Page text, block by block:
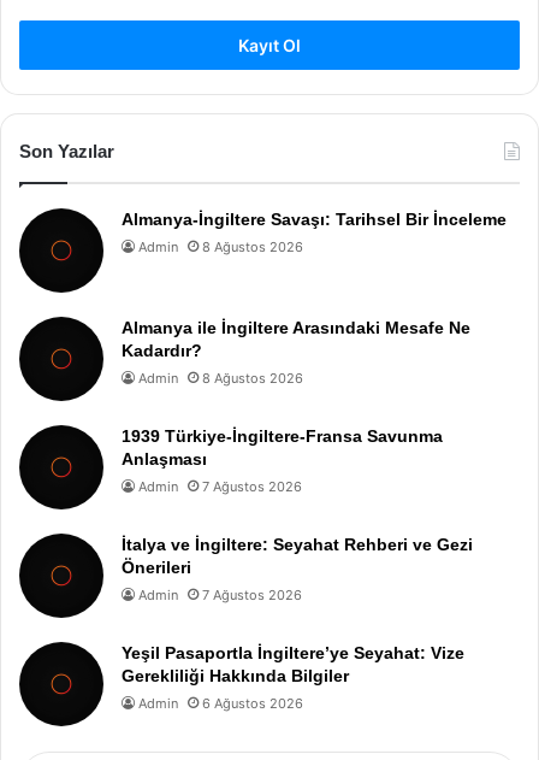
Kayıt Ol
Son Yazılar
Almanya-İngiltere Savaşı: Tarihsel Bir İnceleme
Admin 8 Ağustos 2026
Almanya ile İngiltere Arasındaki Mesafe Ne
Kadardır?
Admin 8 Ağustos 2026
1939 Türkiye-İngiltere-Fransa Savunma
Anlaşması
Admin 7 Ağustos 2026
İtalya ve İngiltere: Seyahat Rehberi ve Gezi
Önerileri
Admin 7 Ağustos 2026
Yeşil Pasaportla İngiltere’ye Seyahat: Vize
Gerekliliği Hakkında Bilgiler
Admin 6 Ağustos 2026